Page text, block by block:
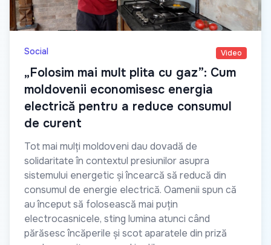
Social Video
„Folosim mai mult plita cu gaz”: Cum
moldovenii economisesc energia
electrică pentru a reduce consumul
de curent
Tot mai mulți moldoveni dau dovadă de
solidaritate în contextul presiunilor asupra
sistemului energetic și încearcă să reducă din
consumul de energie electrică. Oamenii spun că
au început să folosească mai puțin
electrocasnicele, sting lumina atunci când
părăsesc încăperile și scot aparatele din priză